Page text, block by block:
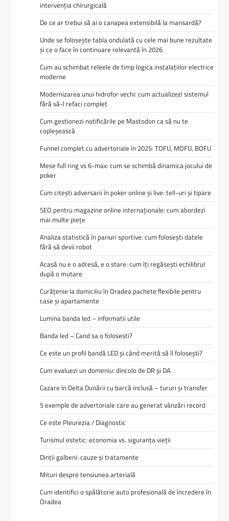
intervenția chirurgicală
De ce ar trebui să ai o canapea extensibilă la mansardă?
Unde se folosește tabla ondulată cu cele mai bune rezultate
și ce o face în continuare relevantă în 2026
Cum au schimbat releele de timp logica instalațiilor electrice
moderne
Modernizarea unui hidrofor vechi: cum actualizezi sistemul
fără să-l refaci complet
Cum gestionezi notificările pe Mastodon ca să nu te
copleșească
Funnel complet cu advertoriale în 2025: TOFU, MOFU, BOFU
Mese full ring vs 6-max: cum se schimbă dinamica jocului de
poker
Cum citești adversarii în poker online și live: tell-uri și tipare
SEO pentru magazine online internaționale: cum abordezi
mai multe piețe
Analiza statistică în pariuri sportive: cum folosești datele
fără să devii robot
Acasă nu e o adresă, e o stare: cum îți regăsești echilibrul
după o mutare
Curățenie la domiciliu în Oradea pachete flexibile pentru
case și apartamente
Lumina banda led – informatii utile
Banda led – Cand sa o folosesti?
Ce este un profil bandă LED și când merită să îl folosești?
Cum evaluezi un domeniu: dincolo de DR și DA
Cazare în Delta Dunării cu barcă inclusă – tururi și transfer
5 exemple de advertoriale care au generat vânzări record
Ce este Pleurezia / Diagnostic
Turismul estetic: economia vs. siguranța vieții
Dinții galbeni: cauze și tratamente
Mituri despre tensiunea arterială
Cum identifici o spălătorie auto profesională de încredere în
Oradea